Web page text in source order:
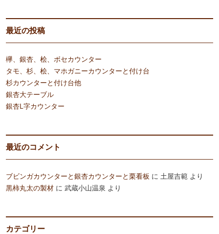
最近の投稿
欅、銀杏、桧、ボセカウンター
タモ、杉、桧、マホガニーカウンターと付け台
杉カウンターと付け台他
銀杏大テーブル
銀杏L字カウンター
最近のコメント
ブビンガカウンターと銀杏カウンターと栗看板 に 土屋吉範 より
黒柿丸太の製材 に 武蔵小山温泉 より
カテゴリー